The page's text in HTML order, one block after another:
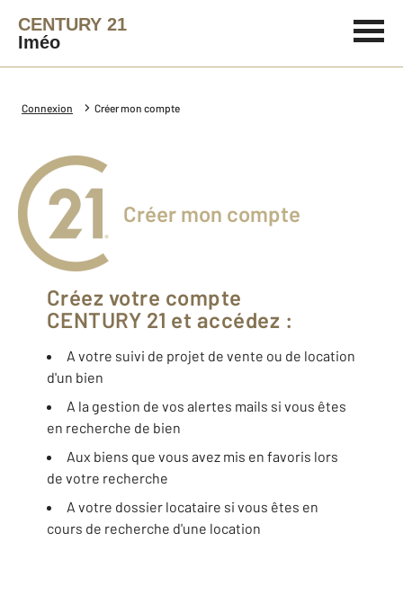
CENTURY 21
Iméo
Connexion Créer mon compte
Créer mon compte
Créez votre compte
CENTURY 21 et accédez :
A votre suivi de projet de vente ou de location
d'un bien
A la gestion de vos alertes mails si vous êtes
en recherche de bien
Aux biens que vous avez mis en favoris lors
de votre recherche
A votre dossier locataire si vous êtes en
cours de recherche d'une location